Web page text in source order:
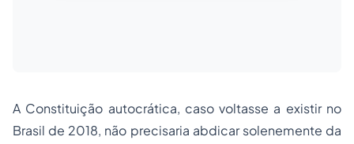
A Constituição autocrática, caso voltasse a existir no
Brasil de 2018, não precisaria abdicar solenemente da